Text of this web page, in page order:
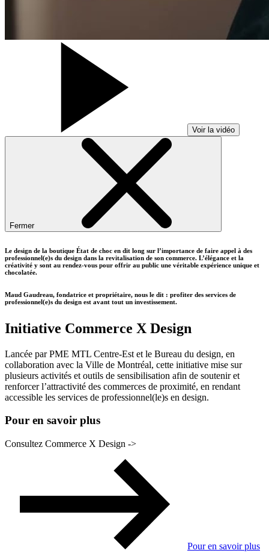
Voir la vidéo
Fermer
Le design de la boutique État de choc en dit long sur l’importance de faire appel à des
professionnel(e)s du design dans la revitalisation de son commerce. L’élégance et la
créativité y sont au rendez-vous pour offrir au public une véritable expérience unique et
chocolatée.
Maud Gaudreau, fondatrice et propriétaire, nous le dit : profiter des services de
professionnel(e)s du design est avant tout un investissement.
Initiative Commerce X Design
Lancée par PME MTL Centre-Est et le Bureau du design, en
collaboration avec la Ville de Montréal, cette initiative mise sur
plusieurs activités et outils de sensibilisation afin de soutenir et
renforcer l’attractivité des commerces de proximité, en rendant
accessible les services de professionnel(le)s en design.
Pour en savoir plus
Consultez Commerce X Design ->
Pour en savoir plus